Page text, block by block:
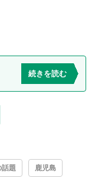
続きを読む
題 鹿児島